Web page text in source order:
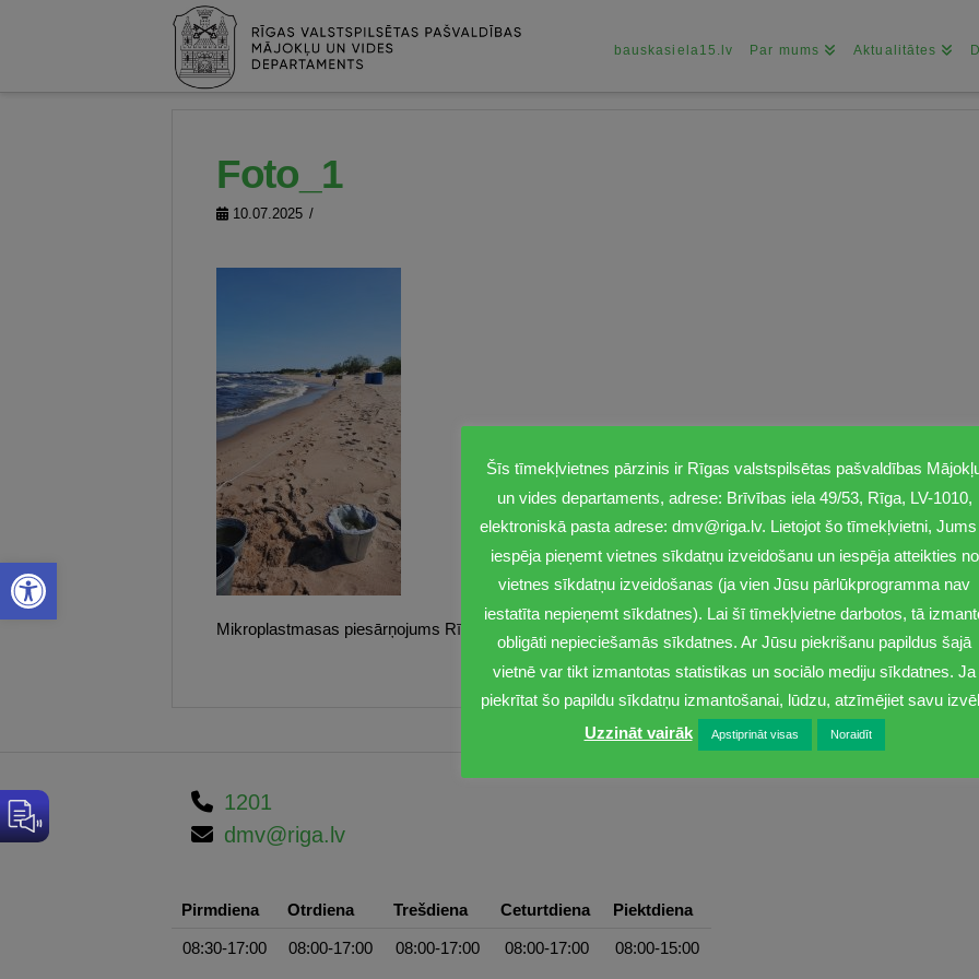
Open toolbar
bauskasiela15.lv Par mums Aktualitātes
Foto_1
10.07.2025
Mikroplastmasas piesārņojums Rīgas līča piekrastes pludmalēs
1201
dmv@riga.lv
Pirmdiena Otrdiena Trešdiena Ceturtdiena Piektdiena
08:30-17:00 08:00-17:00 08:00-17:00 08:00-17:00 08:00-15:00
Šīs tīmekļvietnes pārzinis ir Rīgas valstspilsētas pašvaldības
un vides departaments, adrese: Brīvības iela 49/53, Rīga, LV-1010,
elektroniskā pasta adrese: dmv@riga.lv. Lietojot šo tīmekļvietni, Jums
iespēja pieņemt vietnes sīkdatņu izveidošanu un iespēja atteikties no
vietnes sīkdatņu izveidošanas (ja vien Jūsu pārlūkprogramma nav
iestatīta nepieņemt sīkdatnes). Lai šī tīmekļvietne darbotos, tā
obligāti nepieciešamās sīkdatnes. Ar Jūsu piekrišanu papildus šajā
vietnē var tikt izmantotas statistikas un sociālo mediju sīkdatnes. Ja
piekrītat šo papildu sīkdatņu izmantošanai, lūdzu, atzīmējiet savu
Uzzināt vairāk
Apstiprināt visas Noraidīt